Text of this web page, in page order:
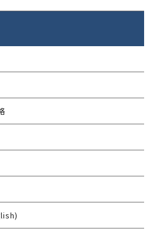
向けたセキュリティ対策評価制度」
策支援サービス
ュレーター
セスメント
応支援サービス
for AWS
ド
ィ EDR-MSS
ス
ト
瓦版